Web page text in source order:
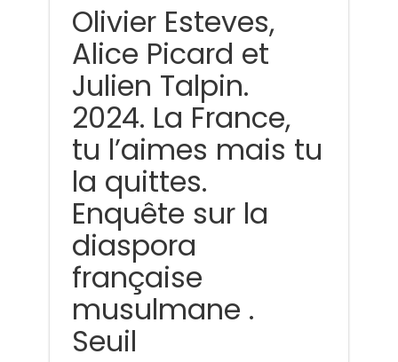
Olivier Esteves,
Alice Picard et
Julien Talpin.
2024. La France,
tu l’aimes mais tu
la quittes.
Enquête sur la
diaspora
française
musulmane .
Seuil